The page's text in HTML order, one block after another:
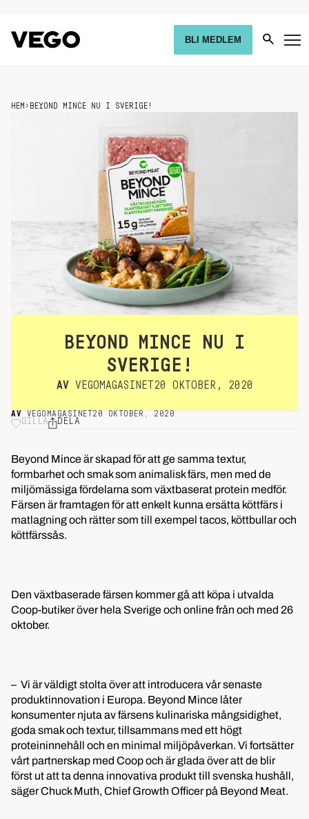
BLI MEDLEM
HEM › BEYOND MINCE NU I SVERIGE!
BEYOND MINCE NU I
SVERIGE!
AV VEGOMAGASINET 20 OKTOBER, 2020
AV VEGOMAGASINET 20 OKTOBER, 2020
GILLA DELA
Beyond Mince är skapad för att ge samma textur,
formbarhet och smak som animalisk färs, men med de
miljömässiga fördelarna som växtbaserat protein medför.
Färsen är framtagen för att enkelt kunna ersätta köttfärs i
matlagning och rätter som till exempel tacos, köttbullar och
köttfärssås.
Den växtbaserade färsen kommer gå att köpa i utvalda
Coop-butiker över hela Sverige och online från och med 26
oktober.
– Vi är väldigt stolta över att introducera vår senaste
produktinnovation i Europa. Beyond Mince låter
konsumenter njuta av färsens kulinariska mångsidighet,
goda smak och textur, tillsammans med ett högt
proteininnehåll och en minimal miljöpåverkan. Vi fortsätter
vårt partnerskap med Coop och är glada över att de blir
först ut att ta denna innovativa produkt till svenska hushåll,
säger Chuck Muth, Chief Growth Officer på Beyond Meat.